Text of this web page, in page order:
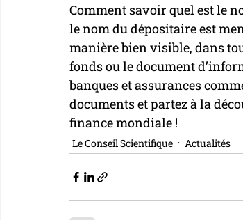
Comment savoir quel est le
le nom du dépositaire est
manière bien visible, dans
fonds ou le document
banques et assurances
documents et partez à la
finance mondiale !
Le Conseil Scientifique Actualités